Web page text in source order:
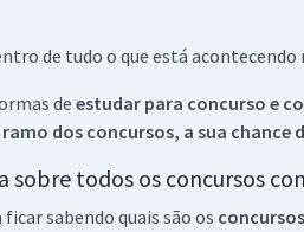
de tudo o que está acontecendo
de estudar para concurso e
dosconcursos, a sua chance
sobre todos os concursos
sabendo quais são os